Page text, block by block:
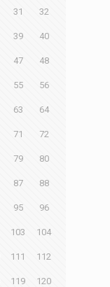
31 32
39 40
47 48
55 56
63 64
71 72
79 80
87 88
95 96
103 104
111 112
119 120